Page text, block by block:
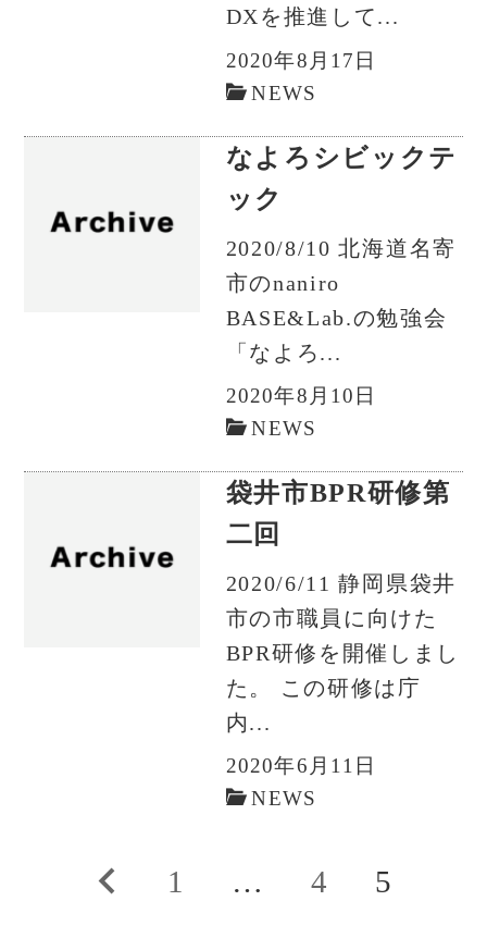
DXを推進して...
2020年8月17日
NEWS
なよろシビックテ
ック
2020/8/10 北海道名寄
市のnaniro
BASE&Lab.の勉強会
「なよろ...
2020年8月10日
NEWS
袋井市BPR研修第
二回
2020/6/11 静岡県袋井
市の市職員に向けた
BPR研修を開催しまし
た。 この研修は庁
内...
2020年6月11日
NEWS
前1 … 4 5